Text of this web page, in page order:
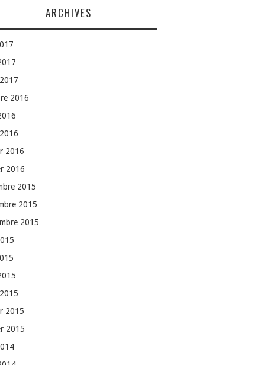
ARCHIVES
2016
2016
2016
2015
2015
2015
2015
2015